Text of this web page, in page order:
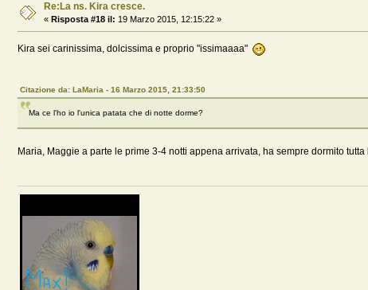
Re:La ns. Kira cresce.
« Risposta #18 il: 19 Marzo 2015, 12:15:22 »
Kira sei carinissima, dolcissima e proprio "issimaaaa"
Citazione da: LaMaria - 16 Marzo 2015, 21:33:50
Ma ce l'ho io l'unica patata che di notte dorme?
Maria, Maggie a parte le prime 3-4 notti appena arrivata, ha sempre dormito